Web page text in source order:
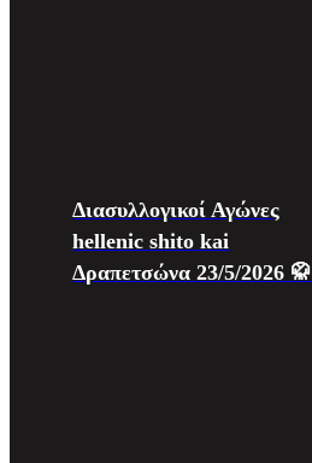
Διασυλλογικοί Αγώνες
hellenic shito kai
Δραπετσώνα 23/5/2026 🥋